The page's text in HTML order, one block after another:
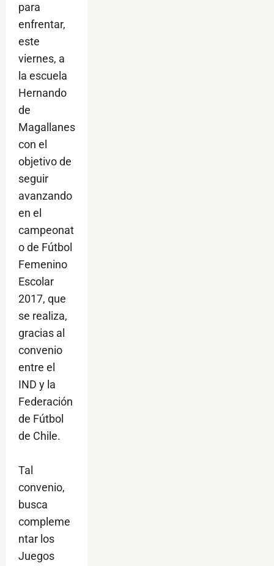
para
enfrentar,
este
viernes, a
la escuela
Hernando
de
Magallanes
con el
objetivo de
seguir
avanzando
en el
campeonat
o de Fútbol
Femenino
Escolar
2017, que
se realiza,
gracias al
convenio
entre el
IND y la
Federación
de Fútbol
de Chile.
Tal
convenio,
busca
compleme
ntar los
Juegos